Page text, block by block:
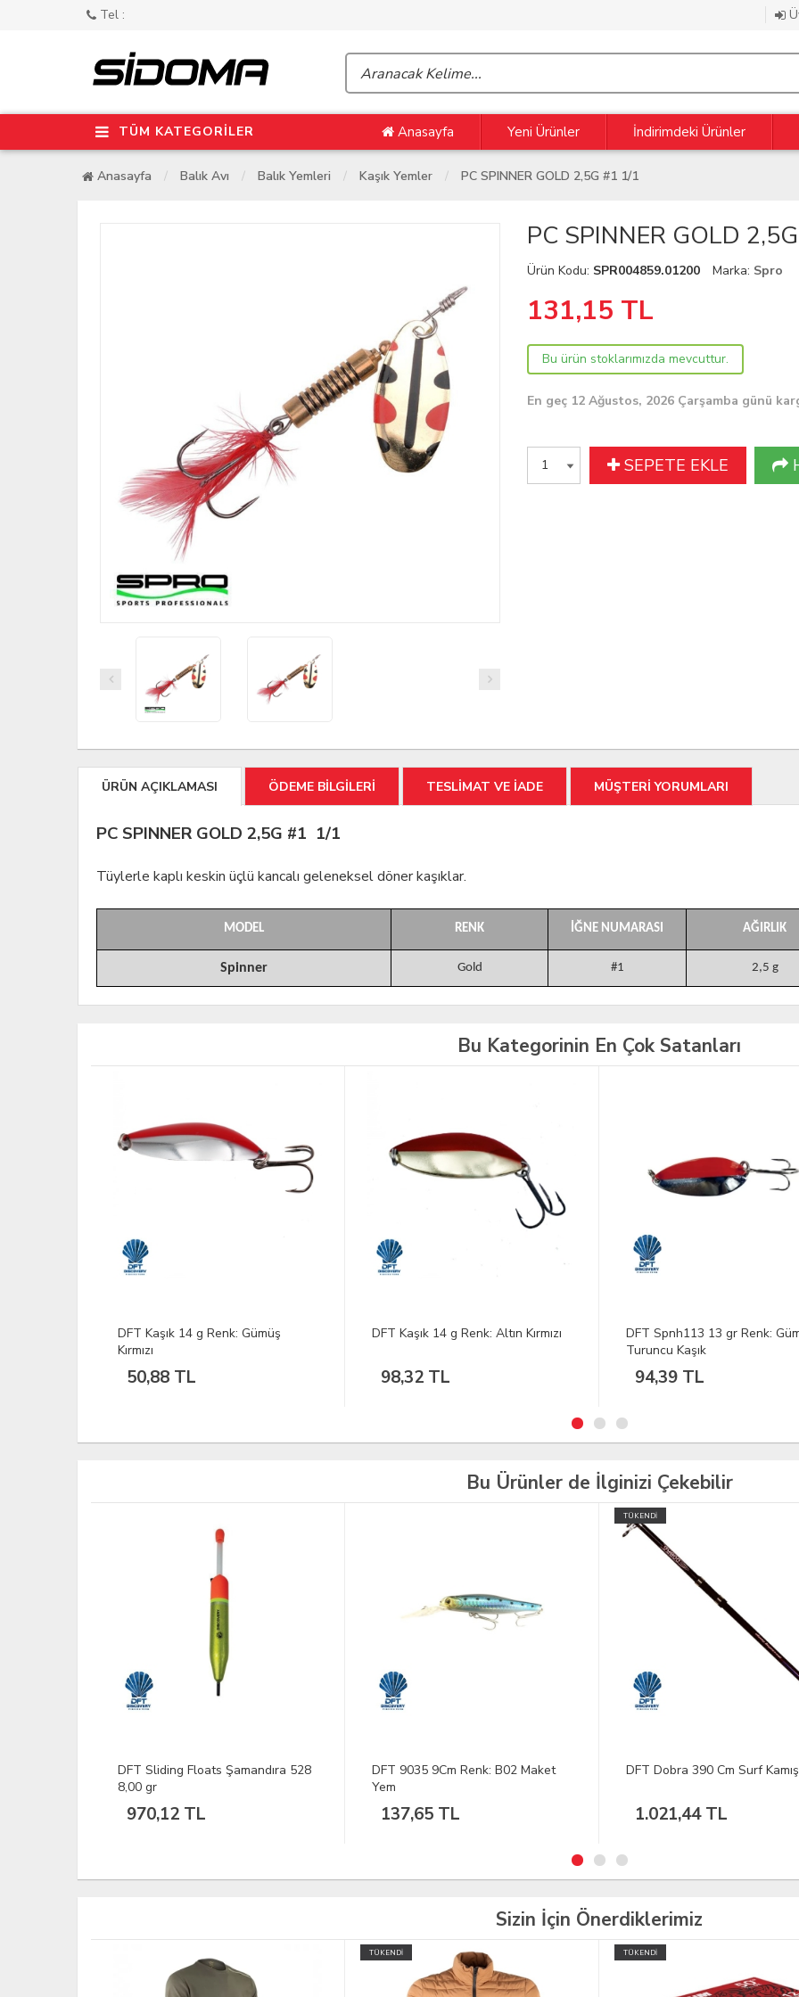
Tel :
TÜM KATEGORİLER Anasayfa Yeni Ürünler İndirimdeki Ürünler
Anasayfa Balık Avı Balık Yemleri Kaşık Yemler PC SPINNER GOLD 2,5G #1 1/1
PC SPINNER GOLD
Ürün Kodu: SPR004859.01200 Marka: Spro
131,15 TL
Bu ürün stoklarımızda mevcuttur.
En geç 12 Ağustos, 2026 Çarşamba günü
SEPETE EKLE
ÜRÜN AÇIKLAMASI ÖDEME BİLGİLERİ TESLİMAT VE İADE MÜŞTERİ YORUMLARI
PC SPINNER GOLD 2,5G #1 1/1
Tüylerle kaplı keskin üçlü kancalı geleneksel dönerkaşıklar.
MODEL RENK İĞNE NUMARASI AĞIRLIK
Spinner Gold #1 2,5 g
Bu Kategorinin En Çok Satanları
DFT Kaşık 14 g Renk: Altın Kırmızı
98,32 TL
DFT Spnh113 13 gr Renk: Gümüş-
94,39 TL
DFT NP60 Kaşık 14,8 g
57,18 TL
Bu Ürünler de İlginizi Çekebilir
DFT 9035 9Cm Renk: B02 Maket
Yem
137,65 TL
DFT Dobra 390 Cm Surf Kamışı
1.021,44 TL
TÜKENDİ
SPRO Ikiru DD 120 SSP CHR
325,02 TL
Sizin İçin Önerdiklerimiz
TÜKENDİ TÜKENDİ